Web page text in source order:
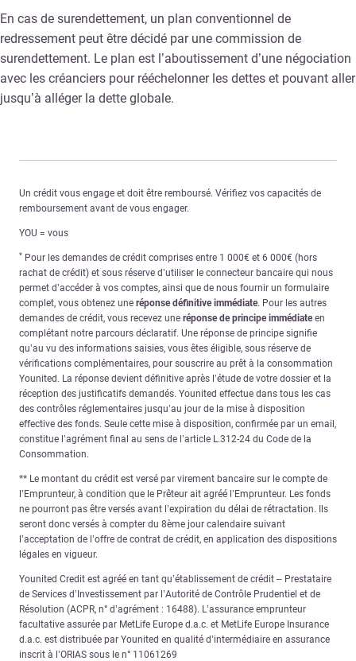
En cas de surendettement, un plan conventionnel de
redressement peut être décidé par une commission de
surendettement. Le plan est l’aboutissement d’une négociation
avec les créanciers pour rééchelonner les dettes et pouvant aller
jusqu’à alléger la dette globale.
Un crédit vous engage et doit être remboursé. Vérifiez vos capacités de
remboursement avant de vous engager.
YOU = vous
* Pour les demandes de crédit comprises entre 1 000€ et 6 000€ (hors
rachat de crédit) et sous réserve d’utiliser le connecteur bancaire qui nous
permet d’accéder à vos comptes, ainsi que de nous fournir un formulaire
complet, vous obtenez une réponse définitive immédiate. Pour les autres
demandes de crédit, vous recevez une réponse de principe immédiateen
complétant notre parcours déclaratif. Une réponse de principe signifie
qu’au vu des informations saisies, vous êtes éligible, sous réserve de
vérifications complémentaires, pour souscrire au prêt à la consommation
Younited. La réponse devient définitive après l’étude de votre dossier et la
réception des justificatifs demandés. Younited effectue dans tous les cas
des contrôles réglementaires jusqu’au jour de la mise à disposition
effective des fonds. Seule cette mise à disposition, confirmée par un email,
constitue l’agrément final au sens de l’article L.312-24 du Code de la
Consommation.
** Le montant du crédit est versé par virement bancaire sur le compte de
l’Emprunteur, à condition que le Prêteur ait agréé l’Emprunteur. Les fonds
ne pourront pas être versés avant l’expiration du délai de rétractation. Ils
seront donc versés à compter du 8ème jour calendaire suivant
l’acceptation de l’offre de contrat de crédit, en application des dispositions
légales en vigueur.
Younited Credit est agréé en tant qu’établissement de crédit – Prestataire
de Services d’Investissement par l’Autorité de Contrôle Prudentiel et de
Résolution (ACPR, n° d’agrément : 16488). L’assurance emprunteur
facultative assurée par MetLife Europe d.a.c. et MetLife Europe Insurance
d.a.c. est distribuée par Younited en qualité d’intermédiaire en assurance
inscrit à l’ORIAS sous le n° 11061269